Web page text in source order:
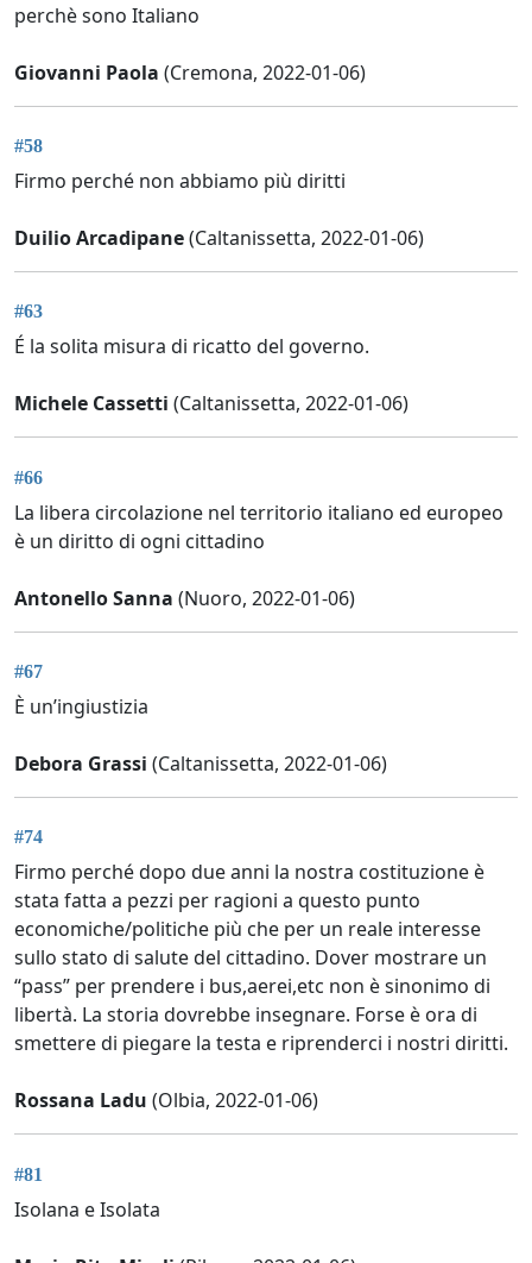
perchè sono Italiano
Giovanni Paola (Cremona, 2022-01-06)
#58
Firmo perché non abbiamo più diritti
Duilio Arcadipane(Caltanissetta, 2022-01-06)
#63
É la solita misura di ricatto del governo.
Michele Cassetti (Caltanissetta, 2022-01-06)
#66
La libera circolazione nel territorio italiano ed europeo
è un diritto di ogni cittadino
Antonello Sanna (Nuoro, 2022-01-06)
#67
È un’ingiustizia
Debora Grassi (Caltanissetta, 2022-01-06)
#74
Firmo perché dopo due anni la nostra costituzione è
stata fatta a pezzi per ragioni a questo punto
economiche/politiche più che per un reale interesse
sullo stato di salute del cittadino. Dover mostrare un
“pass” per prendere i bus,aerei,etc non è sinonimo di
libertà. La storia dovrebbe insegnare. Forse è ora di
smettere di piegare la testa e riprenderci i nostri diritti.
Rossana Ladu (Olbia, 2022-01-06)
#81
Isolana e Isolata